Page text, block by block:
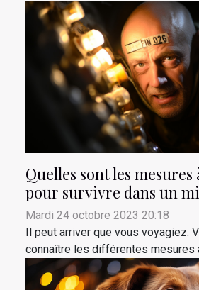
Quelles sont les mesures
pour survivre dans un
Mardi 24 octobre 2023 20:18
Il peut arriver que vous voyagiez.
connaître les différentes mesures